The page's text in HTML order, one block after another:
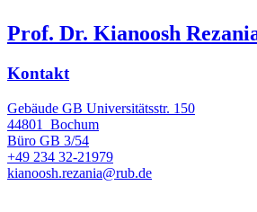
Prof. Dr. Kianoosh
Kontakt
Gebäude GB Universitätsstr. 150
44801
Bochum
Büro GB 3/54
+49 234 32-21979
kianoosh.rezania@rub.de